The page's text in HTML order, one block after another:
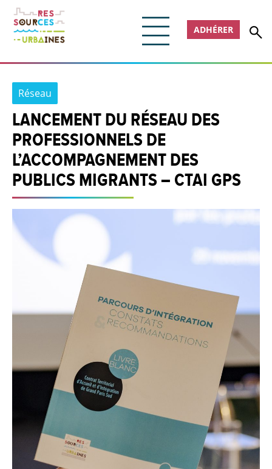
ADHÉRER
Réseau
LANCEMENT DU RÉSEAU DES
PROFESSIONNELS DE
L’ACCOMPAGNEMENT DES
PUBLICS MIGRANTS – CTAI GPS